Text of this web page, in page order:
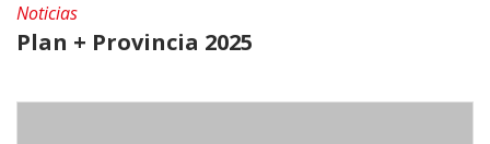
Noticias
Plan + Provincia 2025